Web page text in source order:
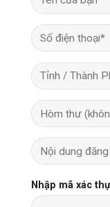
Nhập mã xác